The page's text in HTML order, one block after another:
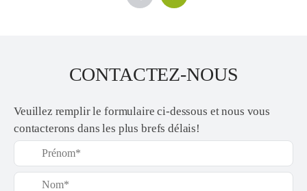
CONTACTEZ-NOUS
Veuillez remplir le formulaire ci-dessous et nous vous
contacterons dans les plus brefs délais!